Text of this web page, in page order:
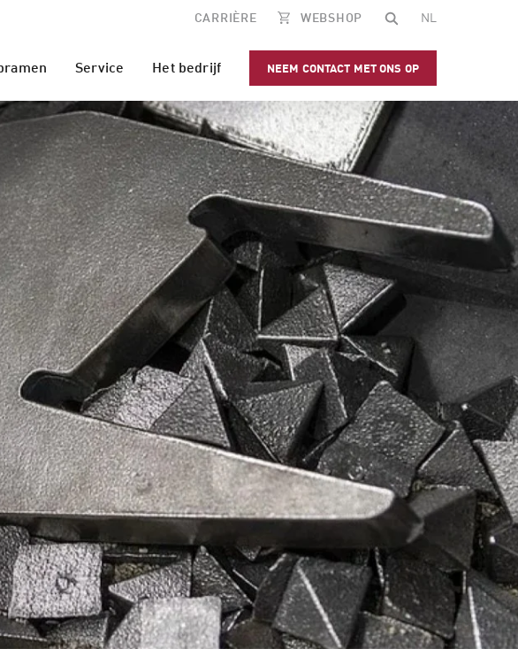
CARRIÈRE WEBSHOP NL
Service Het bedrijf NEEM CONTACT MET ONS OP